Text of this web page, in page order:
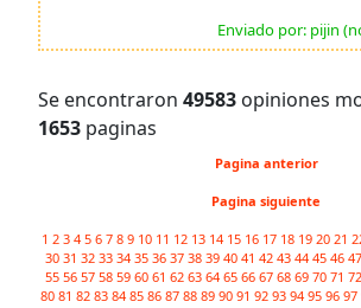
Enviado por: pijin
Se encontraron 49583 opiniones
1653 paginas
Pagina anterior
Pagina siguiente
1 2 3 4 5 6 7 8 9 10 11 12 13 14 15 16 17 18 19 20 21
30 31 32 33 34 35 36 37 38 39 40 41 42 43 44 45 46 47
55 56 57 58 59 60 61 62 63 64 65 66 67 68 69 70 71 72
80 81 82 83 84 85 86 87 88 89 90 91 92 93 94 95 96 97